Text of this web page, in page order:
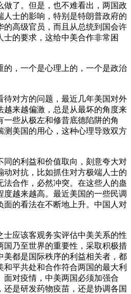
做了。但是，也不难看出，两国政
人士的影响，特别是特朗普政府的
的高级官员，而且从总统到国会许
士的要求，这给中美合作非常困
的，一个是心理上的，一个是政治
待对方的问题，最近几年美国对外
越来越偏激，总是从最坏的角度来
些从极左和修昔底德陷阱的角
测美国的用心，这种心理导致双方
同的利益和价值取向，刻意夸大对
动对抗，比如抓住对方极端人士的
法合作，必然冲突。在这些人的蛊
越来越高。最近美国的一些民调
面的看法在不断地上升。中国人对
士应该客观务实评估中美关系的性
国乃至世界的重要性，采取积极措
美都是国际秩序的利益相关者，都
平共处和合作符合两国的最大利
面对疫情，中美两国必须加强合
是研发药物疫苗，还是协调各国